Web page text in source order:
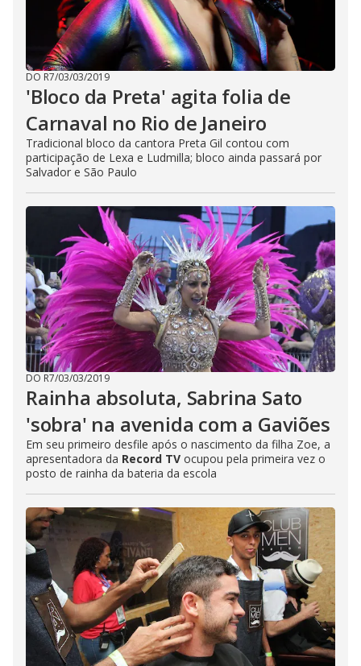
DO R7/03/03/2019
'Bloco da Preta' agita folia de
Carnaval no Rio de Janeiro
Tradicional bloco da cantora Preta Gil contou com
participação de Lexa e Ludmilla; bloco ainda passará por
Salvador e São Paulo
DO R7/03/03/2019
Rainha absoluta, Sabrina Sato
'sobra' na avenida com a Gaviões
Em seu primeiro desfile após o nascimento da filha Zoe, a
apresentadora da Record TV ocupou pela primeira vez o
posto de rainha da bateria da escola